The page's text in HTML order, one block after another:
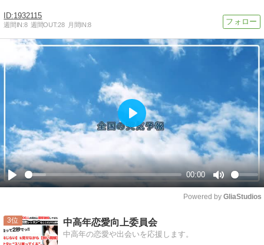
1932115
週間IN:8 週間OUT:28 月間IN:8
Play
00:00
Mute
Play
Powered by GliaStudios
3 中高年恋愛向上委員会
中高年の恋愛や出会いを応援します。